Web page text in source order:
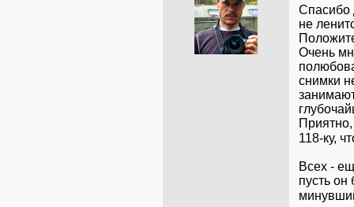
Спасибо
не
Очень
снимки
118-ку,
Всех -
пусть